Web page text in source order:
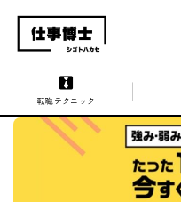
仕事博士とは？
転職テクニック